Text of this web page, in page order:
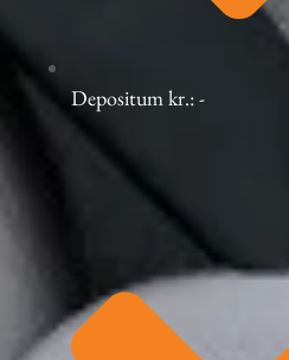
Depositum kr.: -